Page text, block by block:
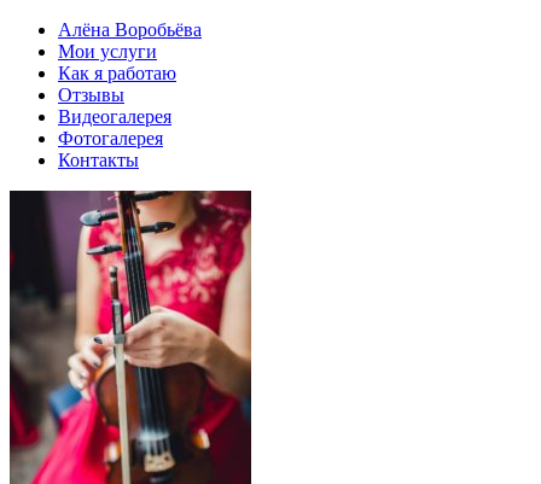
Алёна Воробьёва
Мои услуги
Как я работаю
Отзывы
Видеогалерея
Фотогалерея
Контакты